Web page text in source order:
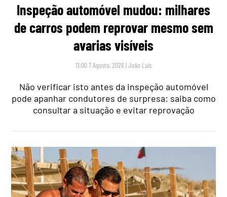
Inspeção automóvel mudou: milhares
de carros podem reprovar mesmo sem
avarias visíveis
11:00 7 Agosto, 2026 |João Luís
Não verificar isto antes da inspeção automóvel
pode apanhar condutores de surpresa: saiba como
consultar a situação e evitar reprovação